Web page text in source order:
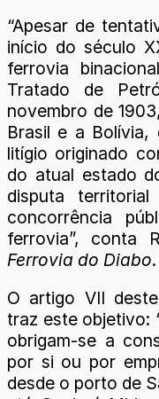
“Apesar de
início do século
ferrovia
Tratado de
novembro de
Brasil e a
litígio originado
do atual estado
disputa
concorrência
ferrovia”, conta
Ferrovia do Diabo.
O artigo VII
traz este objetivo:
obrigam-se a
por si ou por
desde o porto de